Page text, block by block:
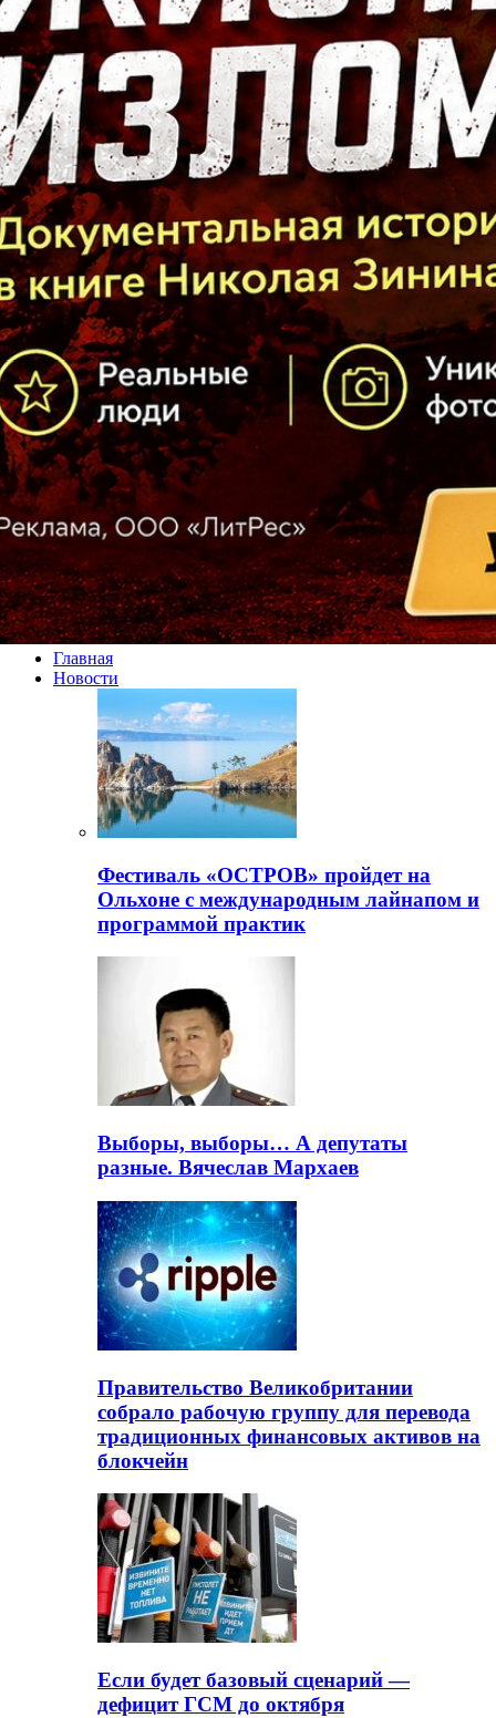
Главная
Новости
Фестиваль «ОСТРОВ» пройдет на
Ольхоне с международным лайнапом и
программой практик
Выборы, выборы… А депутаты
разные. Вячеслав Мархаев
Правительство Великобритании
собрало рабочую группу для перевода
традиционных финансовых активов на
блокчейн
Если будет базовый сценарий —
дефицит ГСМ до октября